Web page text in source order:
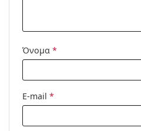
Όνομα *
E-mail *